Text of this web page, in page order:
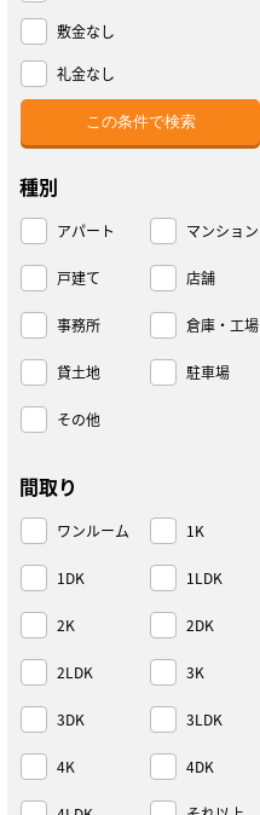
敷金なし
礼金なし
種別
アパート マンション
戸建て 店舗
事務所 倉庫・工場
貸土地 駐車場
その他
間取り
ワンルーム 1K
1DK 1LDK
2K 2DK
2LDK 3K
3DK 3LDK
4K 4DK